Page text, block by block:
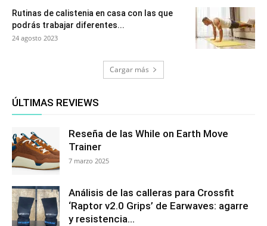
Rutinas de calistenia en casa con las que
podrás trabajar diferentes...
24 agosto 2023
Cargar más
ÚLTIMAS REVIEWS
Reseña de las While on Earth Move
Trainer
7 marzo 2025
Análisis de las calleras para Crossfit
‘Raptor v2.0 Grips’ de Earwaves: agarre
y resistencia...